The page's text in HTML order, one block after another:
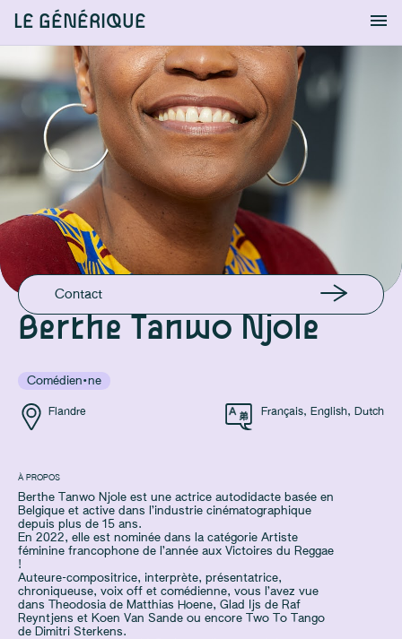
LE GÉNÉRIQUE
S'identifier Chercher
Flandre Français, English, Dutch
Berthe Tanwo Njole
Comédien·ne
À PROPOS
Berthe Tanwo Njole est une actrice autodidacte basée en
Belgique et active dans l’industrie cinématographique
depuis plus de 15 ans.
En 2022, elle est nominée dans la catégorie Artiste
féminine francophone de l’année aux Victoires du Reggae
!
Auteure-compositrice, interprète, présentatrice,
chroniqueuse, voix off et comédienne, vous l’avez vue
dans Theodosia de Matthias Hoene, Glad Ijs de Raf
Reyntjens et Koen Van Sande ou encore Two To Tango
de Dimitri Sterkens.
d-waberthe@outlook.com
info@auderetalent.com
Contact